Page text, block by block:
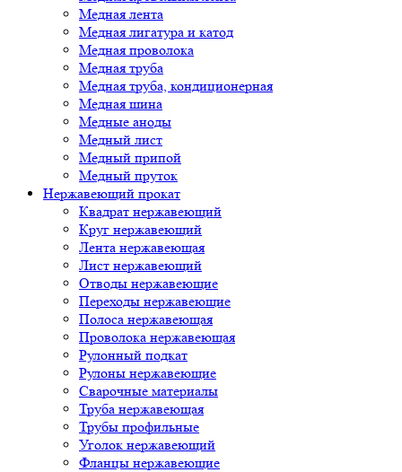
Медная лента
Медная лигатура и катод
Медная проволока
Медная труба
Медная труба, кондиционерная
Медная шина
Медные аноды
Медный лист
Медный припой
Медный пруток
Нержавеющий прокат
Квадрат нержавеющий
Круг нержавеющий
Лента нержавеющая
Лист нержавеющий
Отводы нержавеющие
Переходы нержавеющие
Полоса нержавеющая
Проволока нержавеющая
Рулонный подкат
Рулоны нержавеющие
Сварочные материалы
Труба нержавеющая
Трубы профильные
Уголок нержавеющий
Фланцы нержавеющие